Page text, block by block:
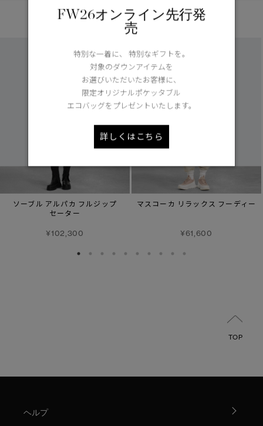
あなたへのおすすめ
ソーブル アルパカ フルジップ
セーター
¥102,300
マスコーカ リラックス フーディー
¥61,600
TOP
ヘルプ
FW26オンライン先行発
売
特別な一着に、 特別なギフトを。
対象のダウンアイテムを
お選びいただいたお客様に、
限定オリジナルポケッタブル
エコバッグをプレゼントいたします。
詳しくはこちら